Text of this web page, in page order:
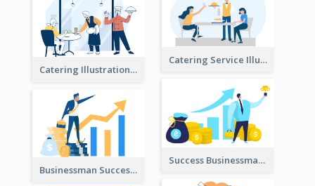
Catering Service Illustration
Catering Illustration
Success Businessman Illustration
Businessman Success Illustration